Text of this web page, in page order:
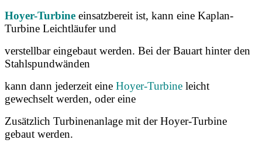
Hoyer-Turbine einsatzbereit ist, kann eine Kaplan-
Turbine Leichtläufer und
verstellbar eingebaut werden. Bei der Bauart hinter den
Stahlspundwänden
kann dann jederzeit eine Hoyer-Turbine leicht
gewechselt werden, oder eine
Zusätzlich Turbinenanlage mit der Hoyer-Turbine
gebaut werden.